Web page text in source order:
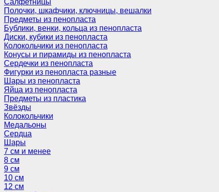
Салфетницы
Полочки, шкафчики, ключницы, вешалки
Предметы из пенопласта
Бублики, венки, кольца из пенопласта
Диски, кубики из пенопласта
Колокольчики из пенопласта
Конусы и пирамиды из пенопласта
Сердечки из пенопласта
Фигурки из пенопласта разные
Шары из пенопласта
Яйца из пенопласта
Предметы из пластика
Звёзды
Колокольчики
Медальоны
Сердца
Шары
7 см и менее
8 см
9 см
10 см
12 см